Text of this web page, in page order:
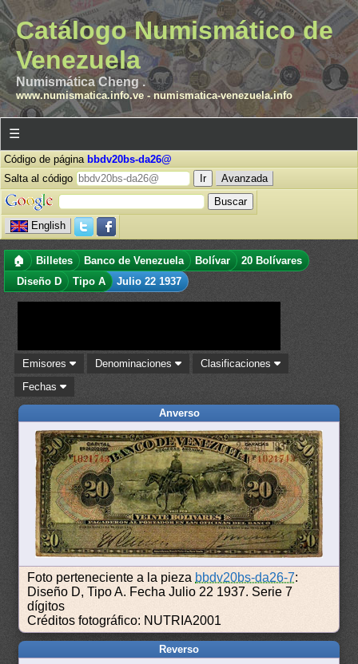
Catálogo Numismático de
Venezuela
Numismática Cheng .
www.numismatica.info.ve- numismatica-venezuela.info
☰
Código de página bbdv20bs-da26@
Salta al código
Avanzada
English
🏠 Billetes Banco de Venezuela Bolívar
20 Bolívares
Diseño D
Tipo A Julio 22 1937
Emisores Denominaciones
Clasificaciones
Fechas
Anverso
Foto perteneciente a la pieza bbdv20bs-da26-7:
Diseño D, Tipo A. Fecha Julio 22 1937. Serie 7
dígitos
Créditos fotográfico: NUTRIA2001
Reverso